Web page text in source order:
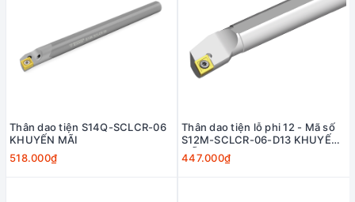
Thân dao tiện S14Q-SCLCR-06
KHUYẾN MÃI
518.000₫
Thân dao tiện lỗ phi 12 - Mã số
S12M-SCLCR-06-D13 KHUYẾN
MÃI
447.000₫